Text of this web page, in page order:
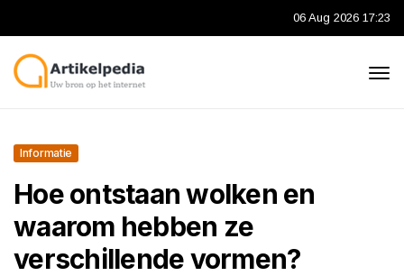
06 Aug 2026 17:23
Informatie
Hoe ontstaan wolken en
waarom hebben ze
verschillende vormen?